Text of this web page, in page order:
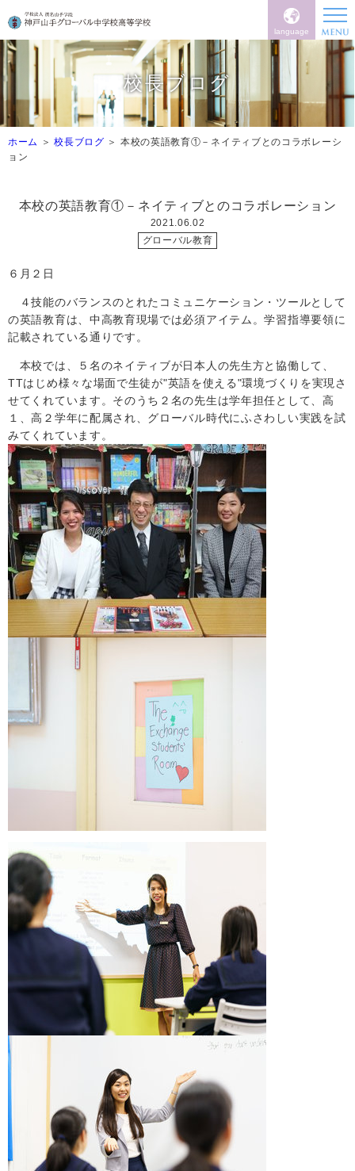
language
校長ブログ
ホーム 校長ブログ
本校の英語教育①－ネイティブとのコラボレーシ
ョン
本校の英語教育①－ネイティブとのコラボレーション
2021.06.02
グローバル教育
６月２日
４技能のバランスのとれたコミュニケーション・ツールとして
の英語教育は、中高教育現場では必須アイテム。学習指導要領に
記載されている通りです。
本校では、５名のネイティブが日本人の先生方と協働して、
TTはじめ様々な場面で生徒が"英語を使える"環境づくりを実現さ
せてくれています。そのうち２名の先生は学年担任として、高
１、高２学年に配属され、グローバル時代にふさわしい実践を試
みてくれています。